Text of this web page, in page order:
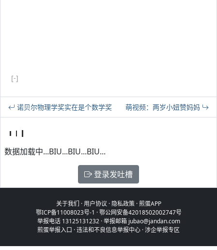
[-]
诺贝尔物理学奖实在是个数学奖 萌视频：两岁小妞赞妈妈
数据加载中...BIU...BIU...BIU...
登录发吐槽
关于我们 ·用户协议 · 隐私政策·煎蛋APP
鄂ICP备11008023号-1 ·鄂公网安备42018502002747号
举报电话 13125131232 · 举报邮箱 jubao@jandan.com
煎蛋举报入口 ·违法和不良信息举报中心 ·涉企举报专区